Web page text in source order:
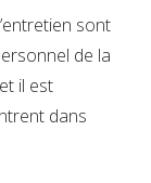
sont
de la
il est
dans